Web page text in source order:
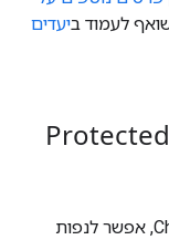
יעדים
ניפוי באגים ב-worklets של Protected
החל מגרסה 98.0.4718.0 של Chrome Canary, אפשר לנפות